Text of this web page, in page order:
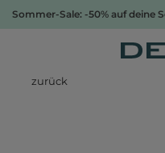
Sommer-Sale: -50% auf deine
zurück